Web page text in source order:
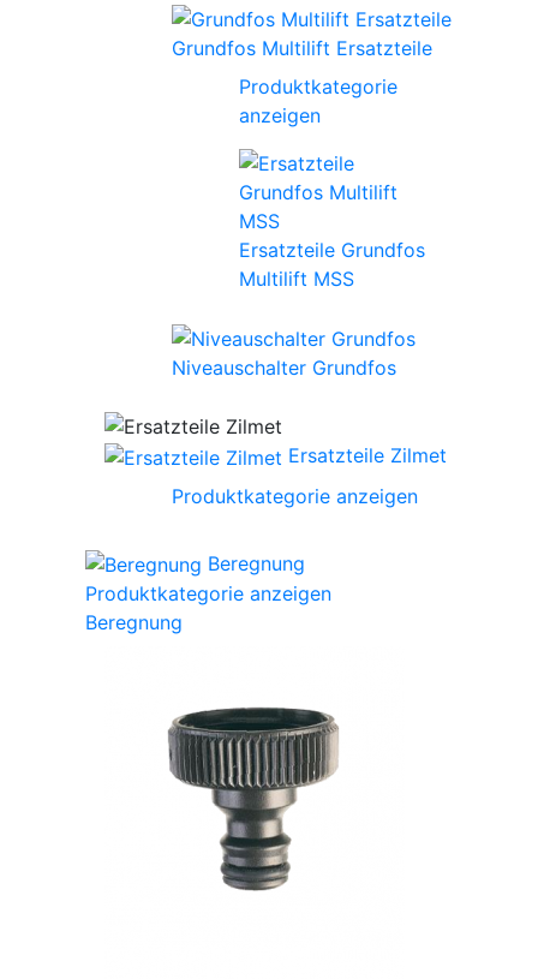
Grundfos Multilift Ersatzteile
Produktkategorie
anzeigen
Ersatzteile Grundfos
Multilift MSS
Niveauschalter Grundfos
Ersatzteile Zilmet
Produktkategorie anzeigen
Beregnung
Produktkategorie anzeigen
Beregnung